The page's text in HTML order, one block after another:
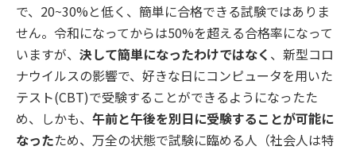
で、20~30%と低く、簡単に合格できる試験ではありま
せん。令和になってからは50%を超える合格率になって
いますが、 決して簡単になったわけではなく 、新型コロ
ナウイルスの影響で、好きな日にコンピュータを用いた
テスト(CBT)で受験することができるようになったた
め、しかも、 午前と午後を別日に受験することが可能に
なったため、万全の状態で試験に臨める人（社会人は特